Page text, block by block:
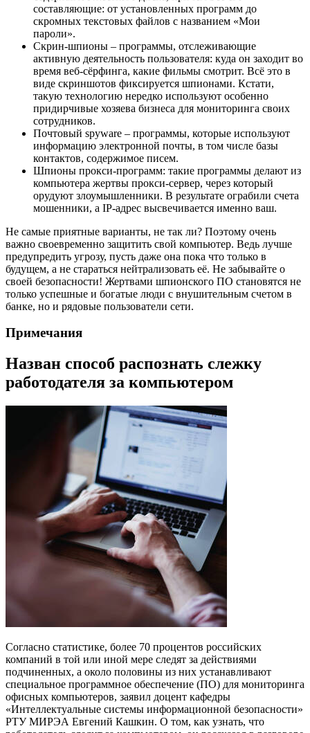
составляющие: от установленных программ до
скромных текстовых файлов с названием «Мои
пароли».
Скрин-шпионы – программы, отслеживающие
активную деятельность пользователя: куда он заходит во
время веб-сёрфинга, какие фильмы смотрит. Всё это в
виде скриншотов фиксируется шпионами. Кстати,
такую технологию нередко используют особенно
придирчивые хозяева бизнеса для мониторинга своих
сотрудников.
Почтовый spyware – программы, которые используют
информацию электронной почты, в том числе базы
контактов, содержимое писем.
Шпионы прокси-программ: такие программы делают из
компьютера жертвы прокси-сервер, через который
орудуют злоумышленники. В результате ограбили счета
мошенники, а IP-адрес высвечивается именно ваш.
Не самые приятные варианты, не так ли? Поэтому очень
важно своевременно защитить свой компьютер. Ведь лучше
предупредить угрозу, пусть даже она пока что только в
будущем, а не стараться нейтрализовать её. Не забывайте о
своей безопасности! Жертвами шпионского ПО становятся не
только успешные и богатые люди с внушительным счетом в
банке, но и рядовые пользователи сети.
Примечания
Назван способ распознать слежку
работодателя за компьютером
Согласно статистике, более 70 процентов российских
компаний в той или иной мере следят за действиями
подчиненных, а около половины из них устанавливают
специальное программное обеспечение (ПО) для мониторинга
офисных компьютеров, заявил доцент кафедры
«Интеллектуальные системы информационной безопасности»
РТУ МИРЭА Евгений Кашкин. О том, как узнать, что